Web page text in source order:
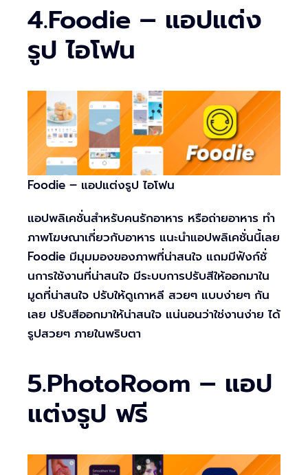
4.Foodie – แอปแต่ง
รูป ไอโฟน
Foodie – แอปแต่งรูป ไอโฟน
แอปพลิเคชั่นสำหรับคนรักอาหาร หรือถ่ายอาหาร ทำ
ภาพโฆษณาเกี่ยวกับอาหาร แนะนำแอปพลิเคชั่นนี้เลย
Foodie มีมุมมองของภาพที่น่าสนใจ แถมมีฟังก์ชั่
นการใช้งานที่น่าสนใจ มีระบบการปรับสีให้ออกมาใน
มูดที่น่าสนใจ ปรับให้ดูเกาหลี สวยๆ แบบง่ายๆ กัน
เลย ปรับสีออกมาให้น่าสนใจ แน่นอนว่าใช่งานง่าย ได้
รูปสวยๆ ภายในพริบตา
5.PhotoRoom – แอป
แต่งรูป ฟรี